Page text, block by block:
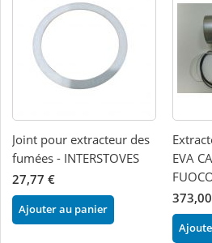
Joint pour extracteur des
fumées - INTERSTOVES
27,77 €
Ajouter au panier
EVA